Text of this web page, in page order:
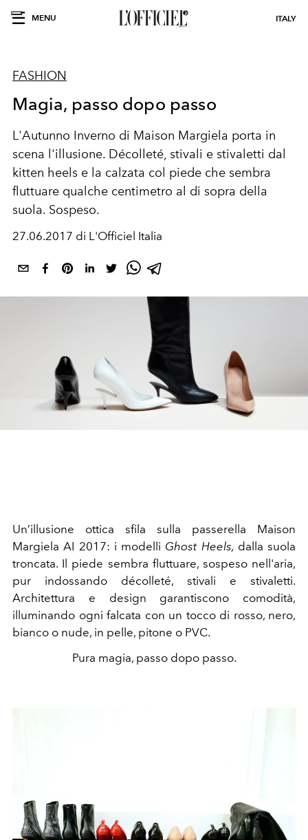
MENU ITALY
FASHION
Magia, passo dopo passo
L'Autunno Inverno di Maison Margiela porta in
scena l'illusione. Décolleté, stivali e stivaletti dal
kitten heels e la calzata col piede che sembra
fluttuare qualche centimetro al di sopra della
suola. Sospeso.
27.06.2017 di L'Officiel Italia
Un’illusione ottica sfila sulla passerella Maison
Margiela AI 2017: i modelli Ghost Heels, dalla suola
troncata. Il piede sembra fluttuare, sospeso nell'aria,
pur indossando décolleté, stivali e stivaletti.
Architettura e design garantiscono comodità,
illuminando ogni falcata con un tocco di rosso, nero,
bianco o nude, in pelle, pitone o PVC.
Pura magia, passo dopo passo.